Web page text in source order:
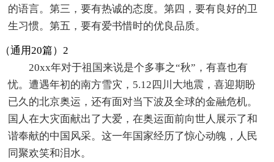
的语言。第三，要有热诚的态度。第四，要有良好的卫
生习惯。第五，要有爱书惜时的优良品质。
（通用20篇）2
20xx年对于祖国来说是个多事之“秋”，有喜也有
忧。遭遇年初的南方雪灾，5.12四川大地震，喜迎期盼
已久的北京奥运，还有面对当下波及全球的金融危机。
国人在大灾面献出了大爱，在奥运面前向世人展示了和
谐奉献的中国风采。这一年国家经历了惊心动魄，人民
同聚欢笑和泪水。